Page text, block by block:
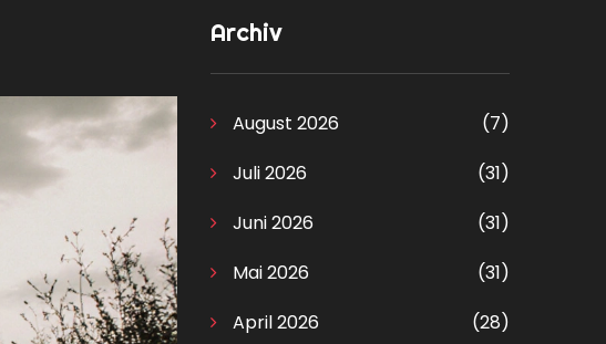
Archiv
August 2026
(7)
Juli 2026
(31)
Juni 2026
(31)
Mai 2026
(31)
April 2026
(28)